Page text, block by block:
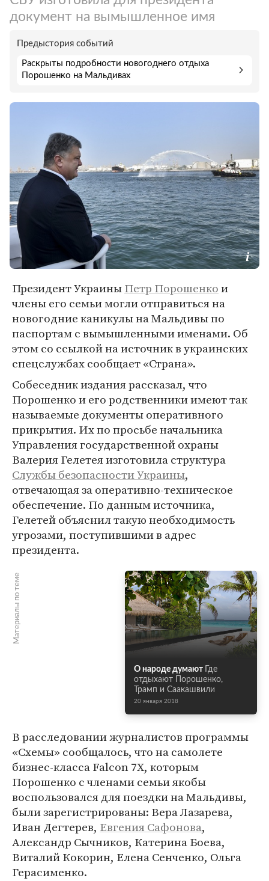
документ на вымышленное имя
Предыстория событий
Раскрыты подробности новогоднего отдыха
Порошенко на Мальдивах
Президент УкраиныПетр Порошенкои
члены его семьи могли отправиться на
новогодние каникулы на Мальдивы по
паспортам с вымышленными именами. Об
этом со ссылкой на источник в украинских
спецслужбах сообщает «Страна».
Собеседник издания рассказал, что
Порошенко и его родственники имеют так
называемые документы оперативного
прикрытия. Их по просьбе начальника
Управления государственной охраны
Валерия Гелетея изготовила структура
Службы безопасности Украины,
отвечающая за оперативно-техническое
обеспечение. По данным источника,
Гелетей объяснил такую необходимость
угрозами, поступившими в адрес
президента.
Материалы по теме
О народе думают Где
отдыхают Порошенко,
Трамп и Саакашвили
20 января 2018
В расследовании журналистов программы
«Схемы» сообщалось, что на самолете
бизнес-класса Falcon 7X, которым
Порошенко с членами семьи якобы
воспользовался для поездки на Мальдивы,
были зарегистрированы: Вера Лазарева,
Иван Дегтерев, Евгения Сафонова,
Александр Сычников, Катерина Боева,
Виталий Кокорин, Елена Сенченко, Ольга
Герасименко.